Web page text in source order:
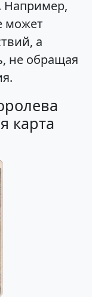
Например,
может
а
не обращая
карта